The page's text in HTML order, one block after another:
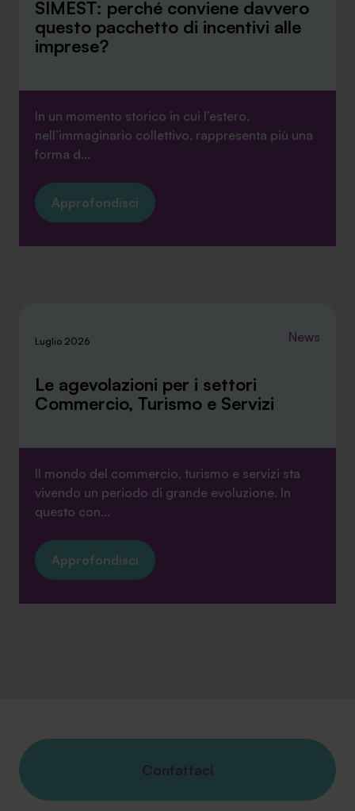
SIMEST: perché conviene davvero
questo pacchetto di incentivi alle
imprese?
In un momento storico in cui l’estero,
nell’immaginario collettivo, rappresenta più una
forma d...
Approfondisci
Luglio 2026 News
Le agevolazioni per i settori
Commercio, Turismo e Servizi
Il mondo del commercio, turismo e servizi sta
vivendo un periodo di grande evoluzione. In
questo con...
Approfondisci
Contattaci